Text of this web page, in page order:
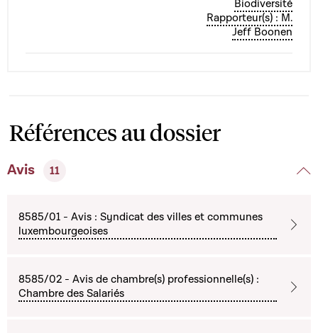
Biodiversité
Rapporteur(s) : M.
Jeff Boonen
Références au dossier
Avis 11
8585/01 - Avis : Syndicat des villes et communes
luxembourgeoises
8585/02 - Avis de chambre(s) professionnelle(s) :
Chambre des Salariés